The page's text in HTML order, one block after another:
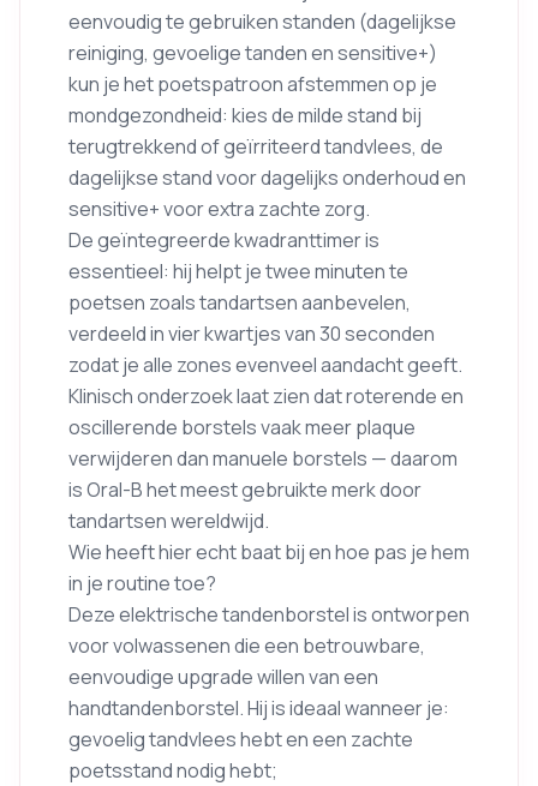
eenvoudig te gebruiken standen (dagelijkse
reiniging, gevoelige tanden en sensitive+)
kun je het poetspatroon afstemmen op je
mondgezondheid: kies de milde stand bij
terugtrekkend of geïrriteerd tandvlees, de
dagelijkse stand voor dagelijks onderhoud en
sensitive+ voor extra zachte zorg.
De geïntegreerde kwadranttimer is
essentieel: hij helpt je twee minuten te
poetsen zoals tandartsen aanbevelen,
verdeeld in vier kwartjes van 30 seconden
zodat je alle zones evenveel aandacht geeft.
Klinisch onderzoek laat zien dat roterende en
oscillerende borstels vaak meer plaque
verwijderen dan manuele borstels — daarom
is Oral-B het meest gebruikte merk door
tandartsen wereldwijd.
Wie heeft hier echt baat bij en hoe pas je hem
in je routine toe?
Deze elektrische tandenborstel is ontworpen
voor volwassenen die een betrouwbare,
eenvoudige upgrade willen van een
handtandenborstel. Hij is ideaal wanneer je:
gevoelig tandvlees hebt en een zachte
poetsstand nodig hebt;